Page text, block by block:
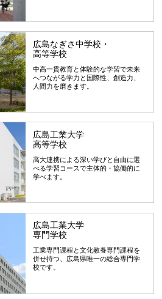
広島なぎさ中学校・
高等学校
中高一貫教育と体験的な学習で未来
へつながる学力と国際性、創造力、
人間力を磨きます。
広島工業大学
高等学校
高大連携による深い学びと自由に選
べる学習コースで主体的・協働的に
学べます。
広島工業大学
専門学校
工業専門課程と文化教養専門課程を
併せ持つ、広島県唯一の総合専門学
校です。